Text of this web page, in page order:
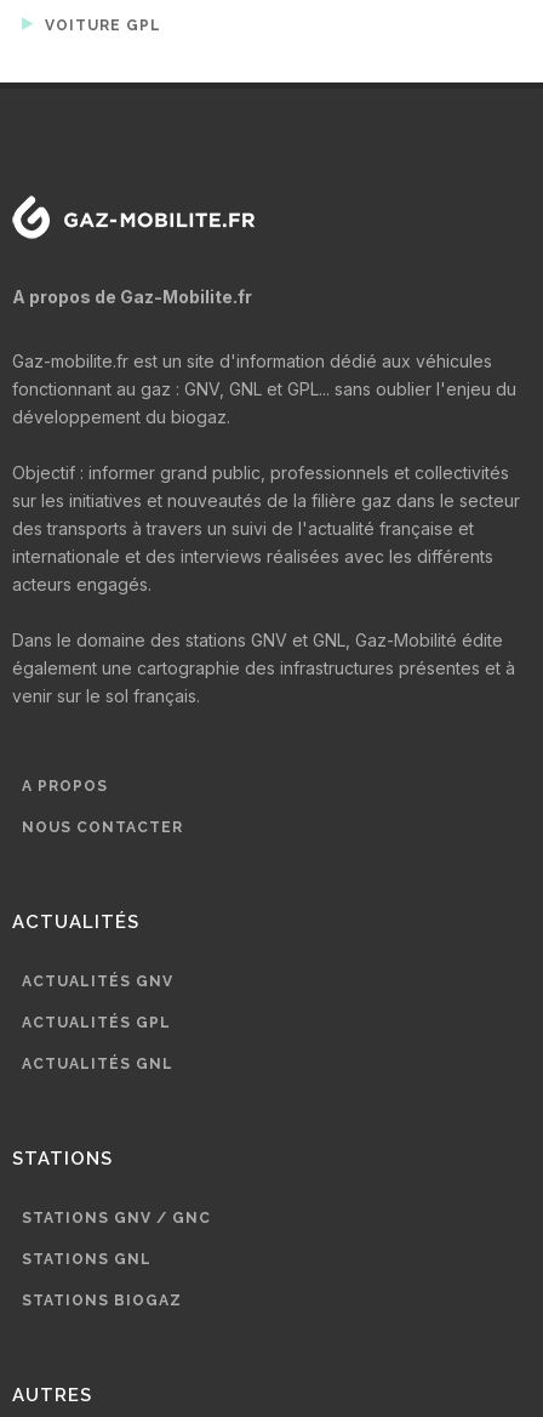
VOITURE GPL
A propos de Gaz-Mobilite.fr
Gaz-mobilite.fr est un site d'information dédié aux véhicules
fonctionnant au gaz : GNV, GNL et GPL... sans oublier l'enjeu du
développement du biogaz.
Objectif : informer grand public, professionnels et collectivités
sur les initiatives et nouveautés de la filière gaz dans le secteur
des transports à travers un suivi de l'actualité française et
internationale et des interviews réalisées avec les différents
acteurs engagés.
Dans le domaine des stations GNV et GNL, Gaz-Mobilité édite
également une cartographie des infrastructures présentes et à
venir sur le sol français.
A PROPOS
NOUS CONTACTER
ACTUALITÉS
ACTUALITÉS GNV
ACTUALITÉS GPL
ACTUALITÉS GNL
STATIONS
STATIONS GNV / GNC
STATIONS GNL
STATIONS BIOGAZ
AUTRES